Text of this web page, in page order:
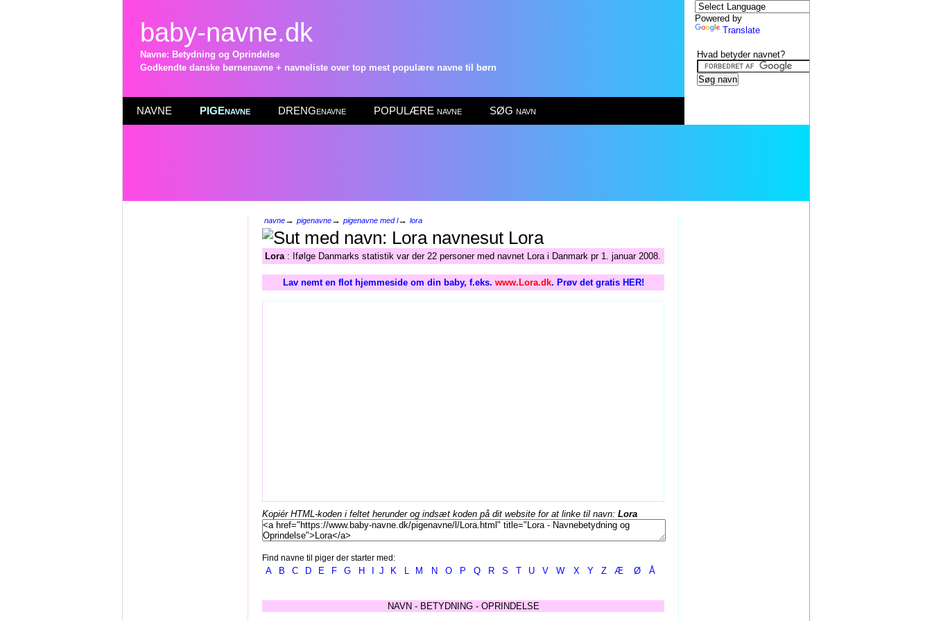
baby-navne.dk
Navne: Betydning og Oprindelse
Godkendte danske børnenavne + navneliste over top mest populære navne til børn
NAVNE PIGEnavne DRENGenavne POPULÆRE navne SØG navn
navne→ pigenavne→ pigenavne med l→ lora
Lora
Lora: Ifølge Danmarks statistik var der 22 personer med navnet Lora i Danmark pr 1. januar 2008.
Lav nemt en flot hjemmeside om din baby, f.eks. www.Lora.dk. Prøv det gratis HER!
Kopiér HTML-koden i feltet herunder og indsæt koden på dit website for at linke til navn: Lora
Find navne til piger der starter med:
A B C D E F G H J K L M N O P Q R S T U V W X Y Z Æ Ø Å
NAVN - BETYDNING - OPRINDELSE
Powered by
Translate
Hvad betyder navnet?